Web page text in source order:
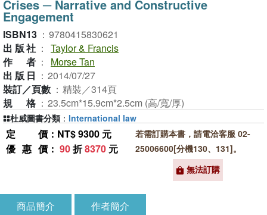
Crises ─ Narrative and Constructive
Engagement
ISBN13 ： 9780415830621
出版社 ： Taylor & Francis
作者 ：
Morse Tan
出版日 ： 2014/07/27
裝訂／頁數 ： 精裝／314頁
規格 ： 23.5cm*15.9cm*2.5cm (高/寬/厚)
定價 ：NT$ 9300 元
優惠價 ： 90折8370 元
若需訂購本書，請電洽客服 02-
25006600[分機130、131]。
無法訂購
杜威圖書分類 ： International law
商品簡介 作者簡介